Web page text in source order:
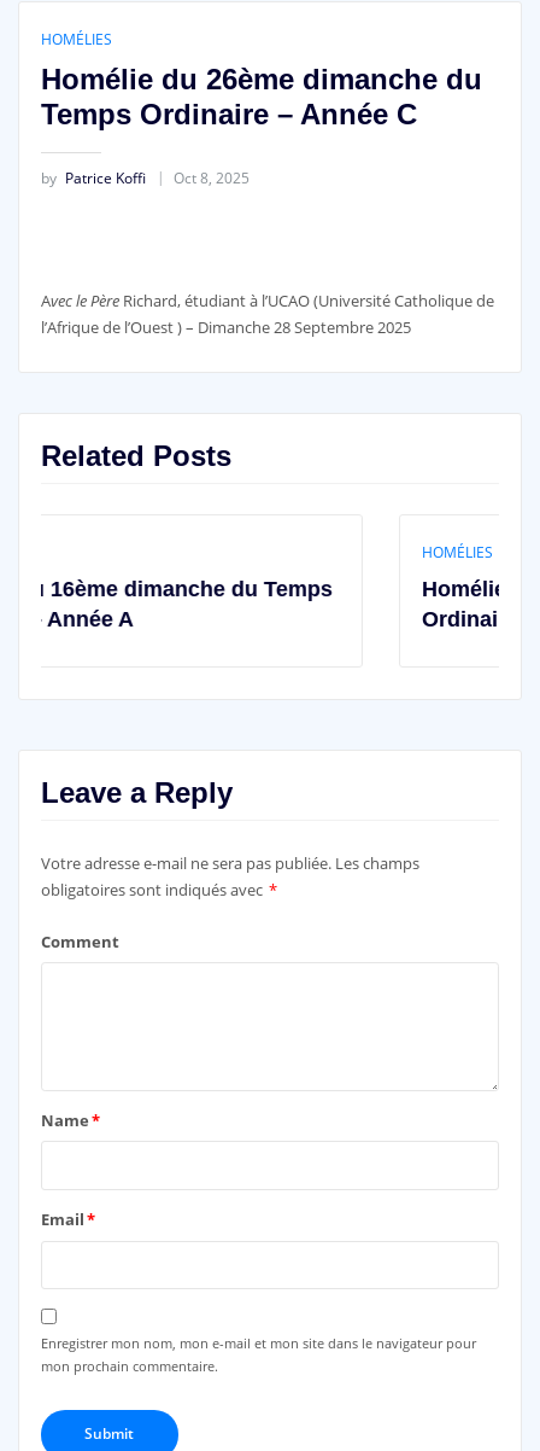
HOMÉLIES
Homélie du 26ème dimanche du
Temps Ordinaire – Année C
by Patrice Koffi Oct 8, 2025
Avec le Père Richard, étudiant à l’UCAO (Université Catholique de
l’Afrique de l’Ouest ) – Dimanche 28 Septembre 2025
Related Posts
du Temps
Homélie du 14ème dimanche
Ordinaire — Année A
Leave a Reply
Votre adresse e-mail ne sera pas publiée. Les champs
obligatoires sont indiqués avec *
Comment
Name*
Email*
Enregistrer mon nom, mon e-mail et mon site dans le navigateur pour
mon prochain commentaire.